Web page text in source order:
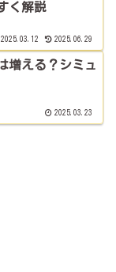
く解説
2025.03.12 2025.06.29
増える？シミュ
2025.03.23